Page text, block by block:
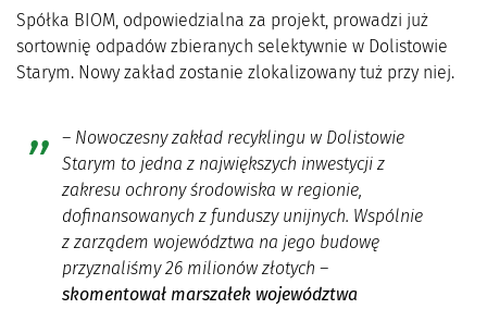
Spółka BIOM, odpowiedzialna za projekt, prowadzi już
sortownię odpadów zbieranych selektywnie w Dolistowie
Starym. Nowy zakład zostanie zlokalizowany tuż przy niej.
– Nowoczesny zakład recyklingu w Dolistowie
Starym to jedna z największych inwestycji z
zakresu ochrony środowiska w regionie,
dofinansowanych z funduszy unijnych. Wspólnie
z zarządem województwa na jego budowę
przyznaliśmy 26 milionów złotych –
skomentował marszałek województwa